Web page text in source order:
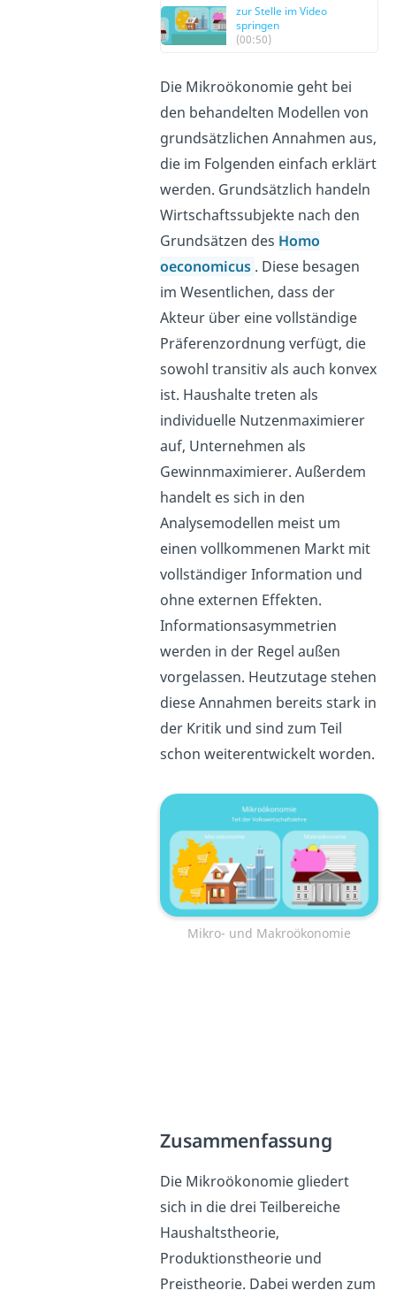
zur Stelle im Video
springen
(00:50)
Die Mikroökonomie geht bei
den behandelten Modellen von
grundsätzlichen Annahmen aus,
die im Folgenden einfach erklärt
werden. Grundsätzlich handeln
Wirtschaftssubjekte nach den
Grundsätzen des Homo
oeconomicus . Diese besagen
im Wesentlichen, dass der
Akteur über eine vollständige
Präferenzordnung verfügt, die
sowohl transitiv als auch konvex
ist. Haushalte treten als
individuelle Nutzenmaximierer
auf, Unternehmen als
Gewinnmaximierer. Außerdem
handelt es sich in den
Analysemodellen meist um
einen vollkommenen Markt mit
vollständiger Information und
ohne externen Effekten.
Informationsasymmetrien
werden in der Regel außen
vorgelassen. Heutzutage stehen
diese Annahmen bereits stark in
der Kritik und sind zum Teil
schon weiterentwickelt worden.
Mikro- und Makroökonomie
Zusammenfassung
Die Mikroökonomie gliedert
sich in die drei Teilbereiche
Haushaltstheorie,
Produktionstheorie und
Preistheorie. Dabei werden zum